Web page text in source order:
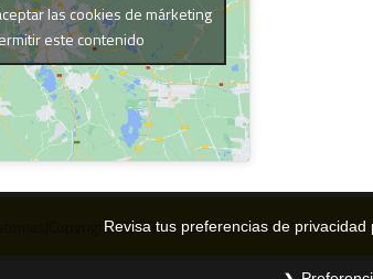
las cookies de márketing
este contenido
GDR Sierra de Cazorla 2017.
Revisa tus preferencias de